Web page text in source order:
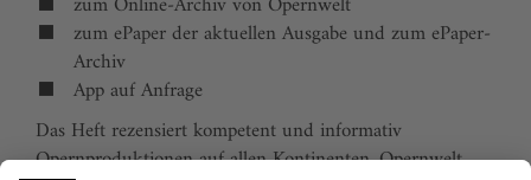
zum ePaper der aktuellen Ausgabe und zum ePaper-
Archiv
App auf Anfrage
Das Heft rezensiert kompetent und informativ
Opernproduktionen auf allen Kontinenten. Opernwelt